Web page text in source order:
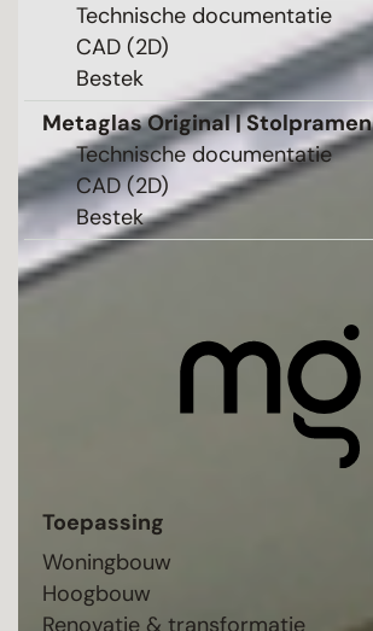
Technische documentatie
CAD (2D)
Bestek
Metaglas Original | Stolpramen
Technische documentatie
CAD (2D)
Bestek
Toepassing
Woningbouw
Hoogbouw
Renovatie & transformatie